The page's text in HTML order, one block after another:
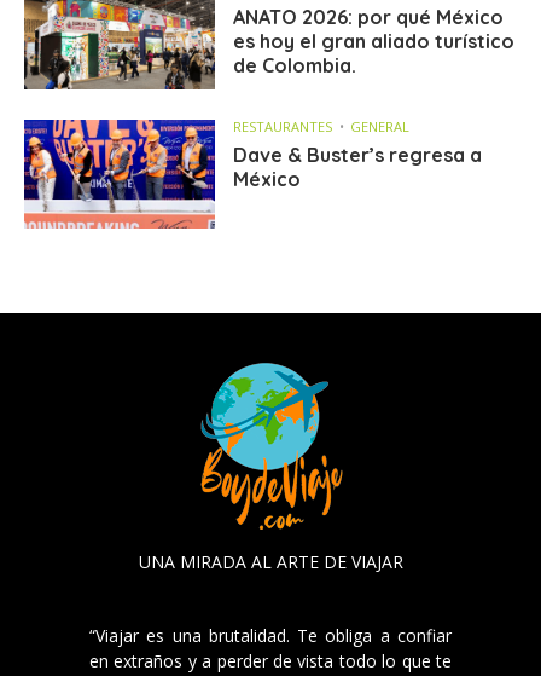
ANATO 2026: por qué México
es hoy el gran aliado turístico
de Colombia.
RESTAURANTES GENERAL
Dave & Buster’s regresa a
México
UNA MIRADA AL ARTE DE VIAJAR
“Viajar es una brutalidad. Te obliga a confiar
en extraños y a perder de vista todo lo que te